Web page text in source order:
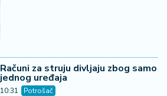
Računi za struju divljaju zbog samo
jednog uređaja
10:31 Potrošač